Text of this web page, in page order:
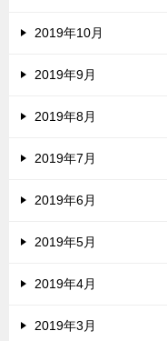
2019年10月
2019年9月
2019年8月
2019年7月
2019年6月
2019年5月
2019年4月
2019年3月